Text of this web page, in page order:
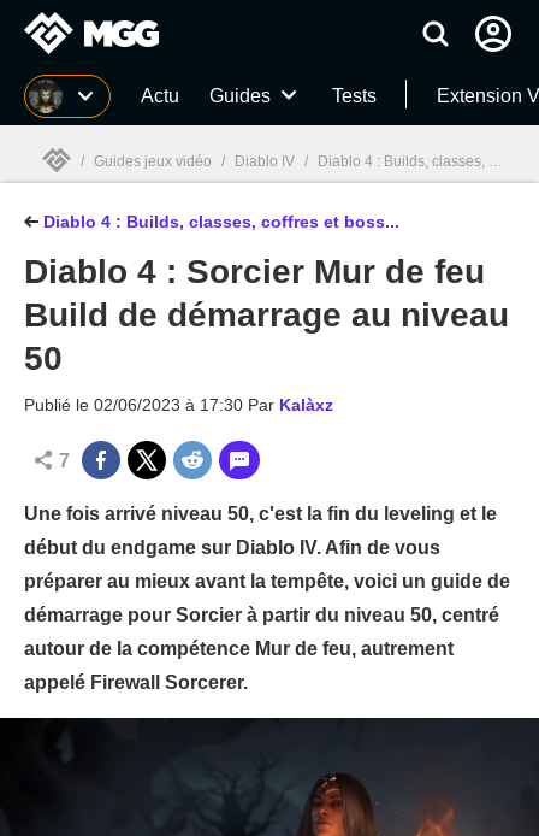
MGG Actu Guides Tests Extension
MGG
/ Guides jeux vidéo / Diablo IV / Diablo 4 : Builds, classes, coffres et boss... guide complet !
Diablo 4 : Builds, classes, coffres et boss...
Diablo 4 : Sorcier Mur de feu
Build de démarrage au niveau
50
Publié le 02/06/2023 à 17:30 Par Kalàxz
7
Une fois arrivé niveau 50, c'est la fin du leveling et le
début du endgame sur Diablo IV. Afin de vous
préparer au mieux avant la tempête, voici un guide de
démarrage pour Sorcier à partir du niveau 50, centré
autour de la compétence Mur de feu, autrement
appelé Firewall Sorcerer.